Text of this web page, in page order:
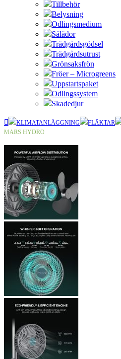
Tillbehör
Belysning
Odlingsmedium
Sålådor
Trädgårdsgödsel
Trädgårdsutrust
Grönsaksfrön
Fröer – Microgreens
Uppstartspaket
Odlingssystem
Skadedjur
KLIMATANLÄGGNING FLÄKTAR
MARS HYDRO